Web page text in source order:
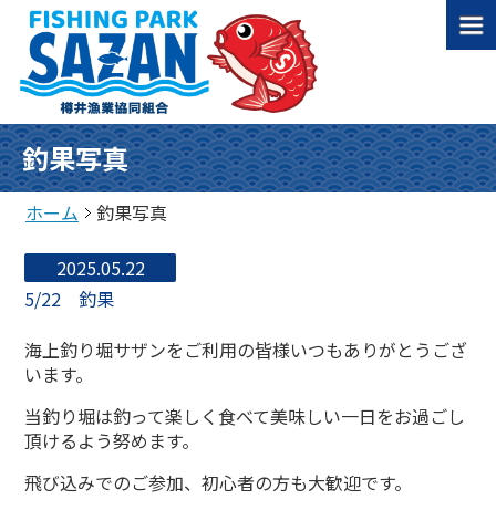
釣果写真
ホーム 釣果写真
2025.05.22
5/22 釣果
海上釣り堀サザンをご利用の皆様いつもありがとうござ
います。
当釣り堀は釣って楽しく食べて美味しい一日をお過ごし
頂けるよう努めます。
飛び込みでのご参加、初心者の方も大歓迎です。